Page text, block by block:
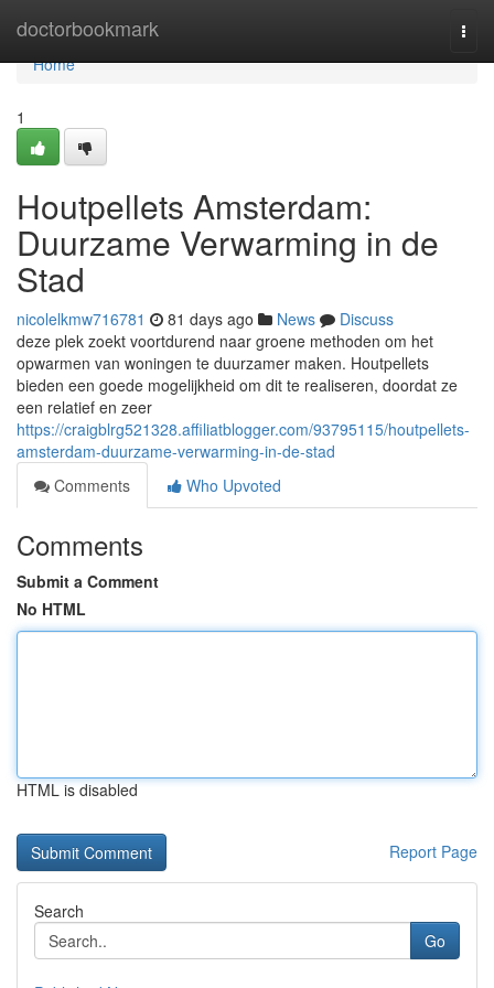
doctorbookmark
Home
Home
1
Houtpellets Amsterdam:
Duurzame Verwarming in de
Stad
nicolelkmw716781 81 days ago News
Discuss
deze plek zoekt voortdurend naar groene methoden om het
opwarmen van woningen te duurzamer maken. Houtpellets
bieden een goede mogelijkheid om dit te realiseren, doordat ze
een relatief en zeer
https://craigblrg521328.affiliatblogger.com/93795115/houtpellets-
amsterdam-duurzame-verwarming-in-de-stad
Comments
Who Upvoted
Comments
Submit a Comment
No HTML
HTML is disabled
Report Page
Search
Go